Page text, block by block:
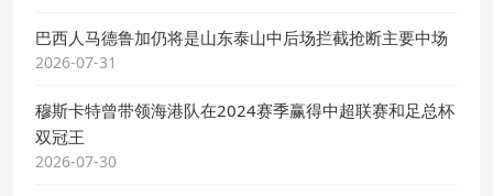
巴西人马德鲁加仍将是山东泰山中后场拦截抢断主要中场
2026-07-31
穆斯卡特曾带领海港队在2024赛季赢得中超联赛和足总杯
双冠王
2026-07-30